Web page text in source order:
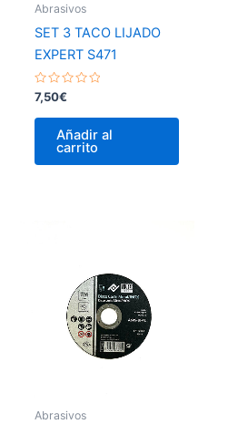
Abrasivos
SET 3 TACO LIJADO
EXPERT S471
Valorado
con
0
7,50€
Añadir al
carrito
Abrasivos